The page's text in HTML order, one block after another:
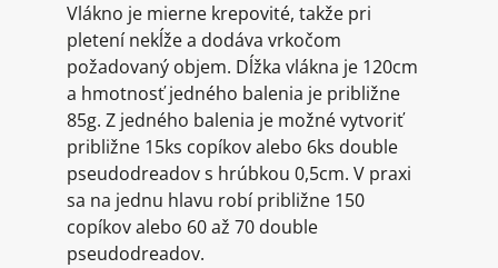
Vlákno je mierne krepovité, takže pri
pletení nekĺže a dodáva vrkočom
požadovaný objem. Dĺžka vlákna je 120cm
a hmotnosť jedného balenia je približne
85g. Z jedného balenia je možné vytvoriť
približne 15ks copíkov alebo 6ks double
pseudodreadov s hrúbkou 0,5cm. V praxi
sa na jednu hlavu robí približne 150
copíkov alebo 60 až 70 double
pseudodreadov.